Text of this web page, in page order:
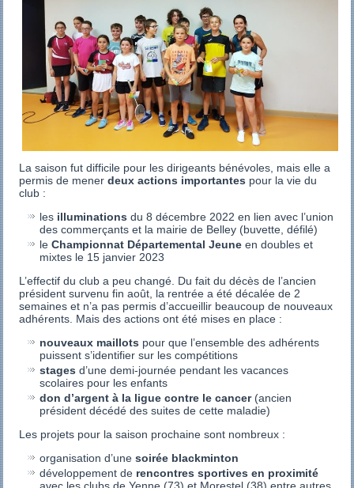
La saison fut difficile pour les dirigeants bénévoles, mais elle a
permis de menerdeux actions importantes pour la vie du
club :
les illuminations du 8 décembre 2022 en lien avec l’union
des commerçants et la mairie de Belley (buvette, défilé)
leChampionnat Départemental Jeune en doubles et
mixtes le 15 janvier 2023
L’effectif du club a peu changé. Du fait du décès de l’ancien
président survenu fin août, la rentrée a été décalée de 2
semaines et n’a pas permis d’accueillir beaucoup de nouveaux
adhérents. Mais des actions ont été mises en place :
nouveaux maillots pour que l’ensemble des adhérents
puissent s’identifier sur les compétitions
stages d’une demi-journée pendant les vacances
scolaires pour les enfants
don d’argent à la ligue contre le cancer(ancien
président décédé des suites de cette maladie)
Les projets pour la saison prochaine sont nombreux :
organisation d’unesoirée blackminton
développement de rencontres sportives en proximité